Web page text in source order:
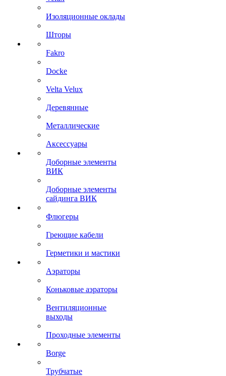
Изоляционные оклады
Шторы
Fakro
Docke
Velta Velux
Деревянные
Металлические
Аксессуары
Доборные элементы
ВИК
Доборные элементы
сайдинга ВИК
Флюгеры
Греющие кабели
Герметики и мастики
Аэраторы
Коньковые аэраторы
Вентиляционные
выходы
Проходные элементы
Borge
Трубчатые